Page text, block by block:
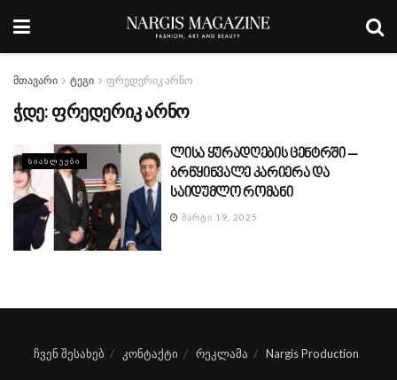
მთავარი ტეგი ფრედერიკ არნო
ჭდე: ფრედერიკ არნო
ᲡᲘᲐᲮᲚᲔᲔᲑᲘ
ლისა ყურადღების ცენტრში –
ბრწყინვალე კარიერა და
საიდუმლო რომანი
ᲛᲐᲠᲢᲘ 19, 2025
ჩვენ შესახებ კონტაქტი რეკლამა Nargis Production